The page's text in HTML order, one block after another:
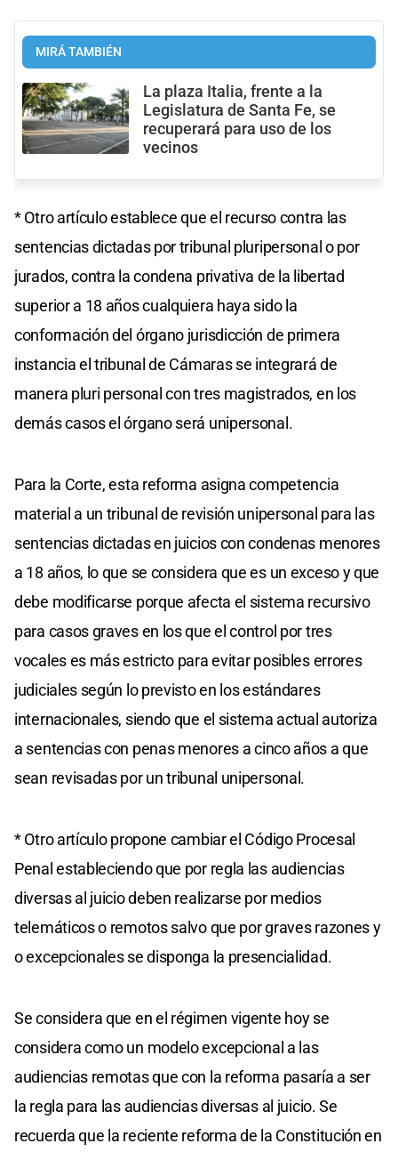
MIRÁ TAMBIÉN
La plaza Italia, frente a la
Legislatura de Santa Fe, se
recuperará para uso de los
vecinos
* Otro artículo establece que el recurso contra las
sentencias dictadas por tribunal pluripersonal o por
jurados, contra la condena privativa de la libertad
superior a 18 años cualquiera haya sido la
conformación del órgano jurisdicción de primera
instancia el tribunal de Cámaras se integrará de
manera pluri personal con tres magistrados, en los
demás casos el órgano será unipersonal.
Para la Corte, esta reforma asigna competencia
material a un tribunal de revisión unipersonal para las
sentencias dictadas en juicios con condenas menores
a 18 años, lo que se considera que es un exceso y que
debe modificarse porque afecta el sistema recursivo
para casos graves en los que el control por tres
vocales es más estricto para evitar posibles errores
judiciales según lo previsto en los estándares
internacionales, siendo que el sistema actual autoriza
a sentencias con penas menores a cinco años a que
sean revisadas por un tribunal unipersonal.
* Otro artículo propone cambiar el Código Procesal
Penal estableciendo que por regla las audiencias
diversas al juicio deben realizarse por medios
telemáticos o remotos salvo que por graves razones y
o excepcionales se disponga la presencialidad.
Se considera que en el régimen vigente hoy se
considera como un modelo excepcional a las
audiencias remotas que con la reforma pasaría a ser
la regla para las audiencias diversas al juicio. Se
recuerda que la reciente reforma de la Constitución en